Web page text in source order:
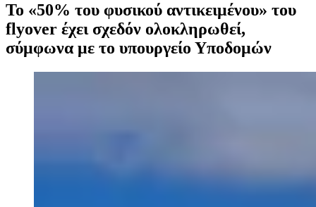
Το «50% του φυσικού αντικειμένου» του
flyover έχει σχεδόν ολοκληρωθεί,
σύμφωνα με το υπουργείο Υποδομών